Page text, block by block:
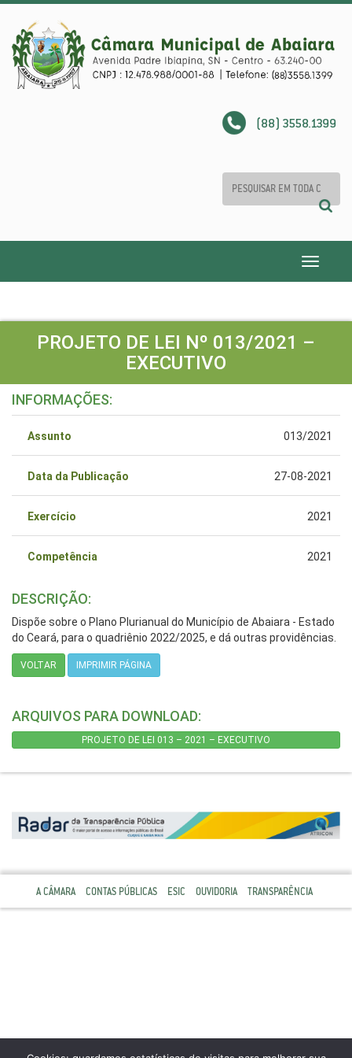
(88) 3558.1399
Toggle
PROJETO DE LEI Nº 013/2021 –
EXECUTIVO
INFORMAÇÕES:
Assunto 013/2021
Data da Publicação 27-08-2021
Exercício 2021
Competência 2021
DESCRIÇÃO:
Dispõe sobre o Plano Plurianual do Município de Abaiara - Estado
do Ceará, para o quadriênio 2022/2025, e dá outras providências.
VOLTAR IMPRIMIR PÁGINA
ARQUIVOS PARA DOWNLOAD:
PROJETO DE LEI 013 – 2021 – EXECUTIVO
A CÂMARA CONTAS PÚBLICAS ESIC OUVIDORIA TRANSPARÊNCIA